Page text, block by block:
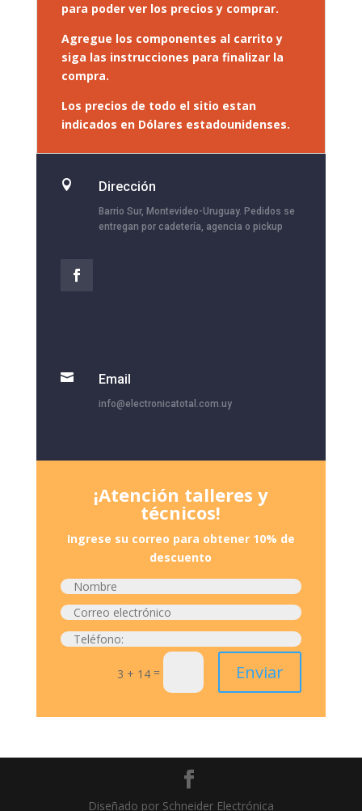
para poder ver los precios y comprar.
Agregue los componentes al carrito y
siga las instrucciones para finalizar la
compra.
Los precios de todo el sitio estan
indicados en Dólares estadounidenses.
 Dirección
Barrio Sur, Montevideo-Uruguay. Pedidos se
entregan por cadetería, agencia o pickup
 Email
info@electronicatotal.com.uy
¡Atención talleres y
técnicos!
Ingrese su correo para obtener 10% de
descuento
3 + 14 = Enviar
Diseñado por Schneider Electrónica